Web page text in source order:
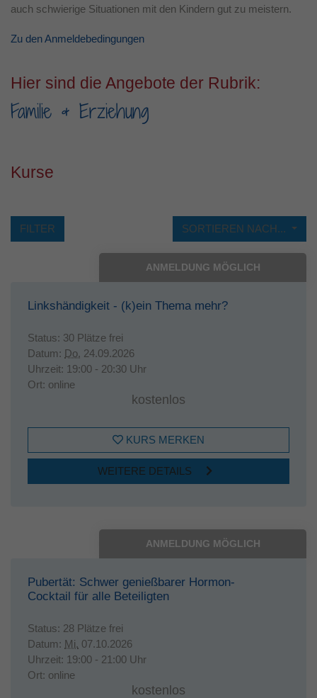
auch schwierige Situationen mit den Kindern gut zu meistern.
Zu den Anmeldebedingungen
Hier sind die Angebote der Rubrik:
Familie & Erziehung
Kurse
SORTIEREN NACH...
FILTER
ANMELDUNG MÖGLICH
Linkshändigkeit - (k)ein Thema mehr?
Status: 30 Plätze frei
Datum: Do. 24.09.2026
Uhrzeit: 19:00 - 20:30 Uhr
Ort: online
kostenlos
KURS MERKEN
WEITERE DETAILS
ANMELDUNG MÖGLICH
Pubertät: Schwer genießbarer Hormon-
Cocktail für alle Beteiligten
Status: 28 Plätze frei
Datum: Mi. 07.10.2026
Uhrzeit: 19:00 - 21:00 Uhr
Ort: online
kostenlos
speichern.